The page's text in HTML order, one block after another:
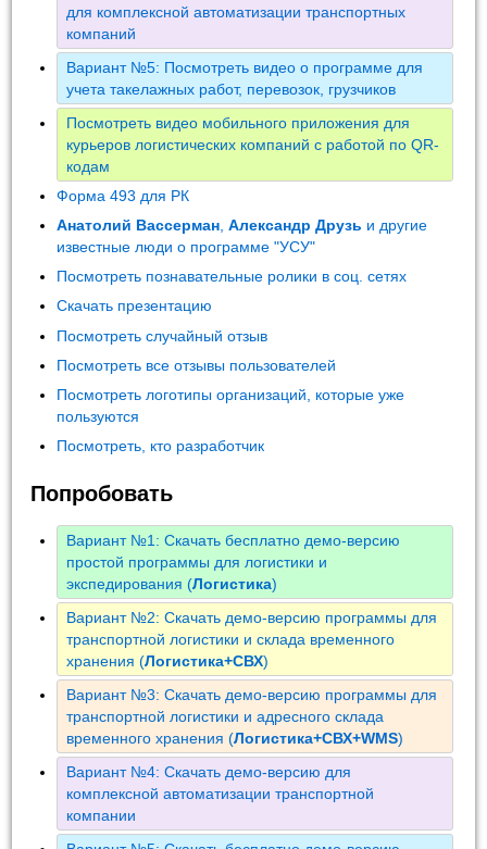
для комплексной автоматизации транспортных
компаний
Вариант №5: Посмотреть видео о программе для
учета такелажных работ, перевозок, грузчиков
Посмотреть видео мобильного приложения для
курьеров логистических компаний с работой по QR-
кодам
Форма 493 для РК
Анатолий Вассерман ,Александр Друзь и другие
известные люди о программе "УСУ"
Посмотреть познавательные ролики в соц. сетях
Скачать презентацию
Посмотреть случайный отзыв
Посмотреть все отзывы пользователей
Посмотреть логотипы организаций, которые уже
пользуются
Посмотреть, кто разработчик
Попробовать
Вариант №1: Скачать бесплатно демо-версию
простой программы для логистики и
экспедирования (Логистика)
Вариант №2: Скачать демо-версию программы для
транспортной логистики и склада временного
хранения (Логистика+СВХ)
Вариант №3: Скачать демо-версию программы для
транспортной логистики и адресного склада
временного хранения (Логистика+СВХ+WMS)
Вариант №4: Скачать демо-версию для
комплексной автоматизации транспортной
компании